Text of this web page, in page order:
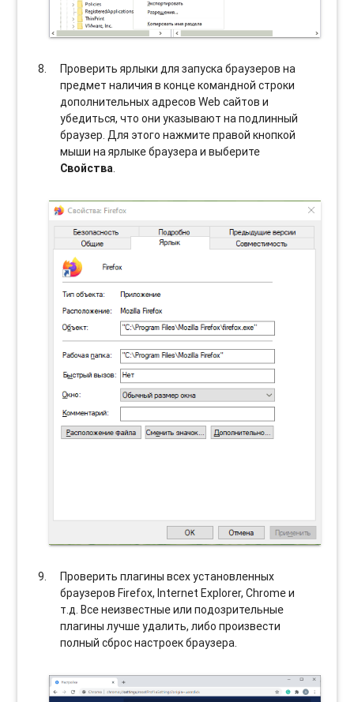
Проверить ярлыки для запуска браузеров на
предмет наличия в конце командной строки
дополнительных адресов Web сайтов и
убедиться, что они указывают на подлинный
браузер. Для этого нажмите правой кнопкой
мыши на ярлыке браузера и выберите
Свойства.
Проверить плагины всех установленных
браузеров Firefox, Internet Explorer, Chrome и
т.д. Все неизвестные или подозрительные
плагины лучше удалить, либо произвести
полный сброс настроек браузера.